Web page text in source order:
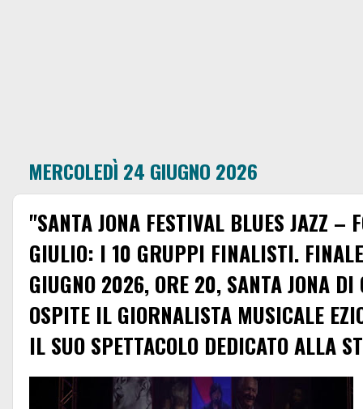
MERCOLEDÌ 24 GIUGNO 2026
"SANTA JONA FESTIVAL BLUES JAZZ –
GIULIO: I 10 GRUPPI FINALISTI.
GIUGNO 2026, ORE 20, SANTA JONA DI
OSPITE IL GIORNALISTA MUSICALE
IL SUO SPETTACOLO DEDICATO ALLA